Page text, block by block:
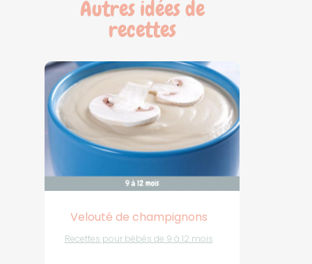
Autres idées de
recettes
Velouté de champignons
Recettes pour bébés de 9 à 12 mois